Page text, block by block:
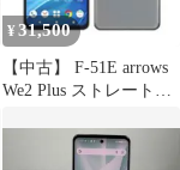
¥ 31,500
【中古】 F-51E arrows
We2 Plus ストレートグ
ドコモ スマホ【送料無
料】 f51egy7mtm